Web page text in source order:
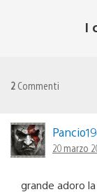
I
2 Commenti
20 marzo
grande adoro